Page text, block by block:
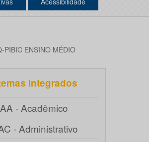
ENSINO MÉDIO
integrados
- Acadêmico
- Administrativo